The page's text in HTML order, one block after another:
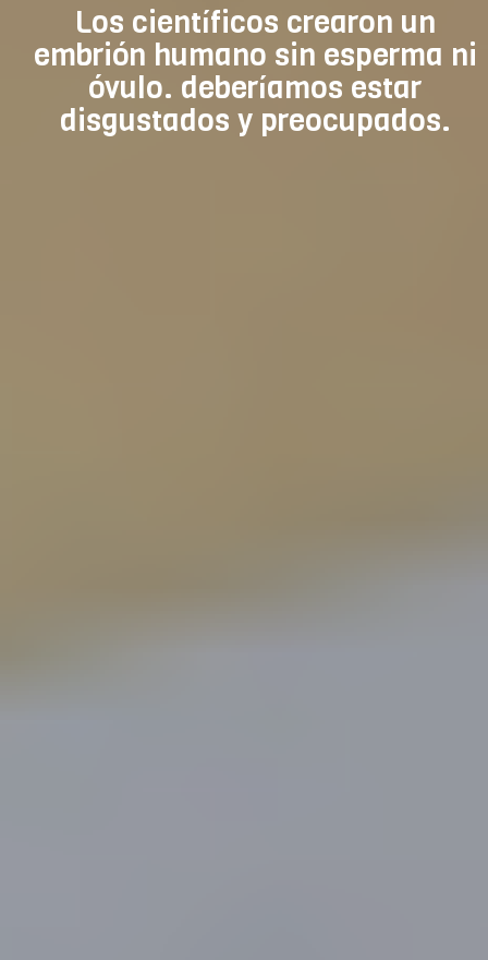
Los científicos crearon un
embrión humano sin esperma ni
óvulo. deberíamos estar
disgustados y preocupados.